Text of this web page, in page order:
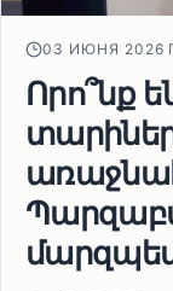
03 ИЮНЯ 2026
Որո՞նք